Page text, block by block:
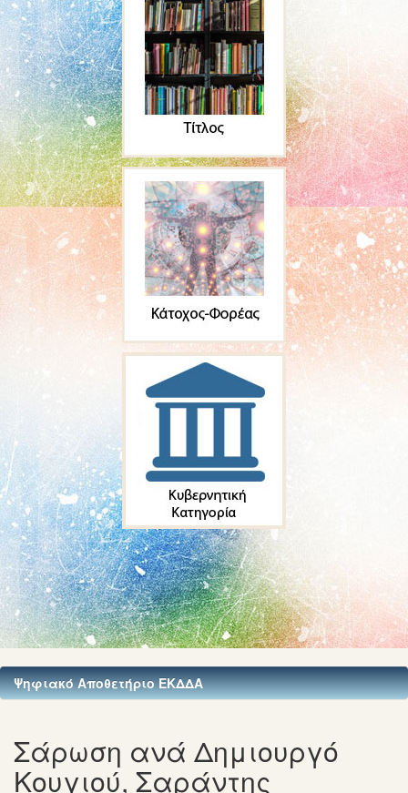
Ψηφιακό Αποθετήριο ΕΚΔΔΑ
Σάρωση ανά Δημιουργό
Κουγιού, Σαράντης